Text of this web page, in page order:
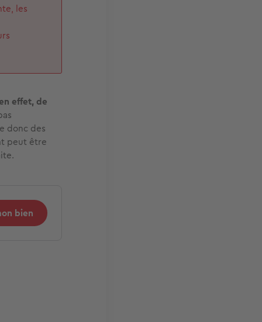
les
effet, de
donc des
peut être
bien